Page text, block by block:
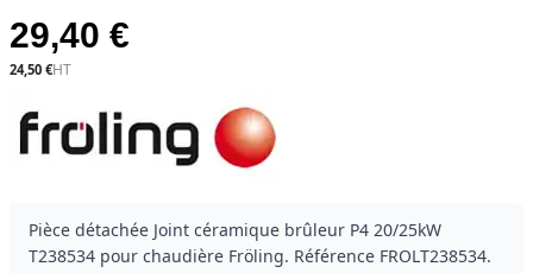
29,40 €
24,50 €
Pièce détachée Joint céramique brûleur P4 20/25kW
T238534 pour chaudière Fröling. Référence FROLT238534.